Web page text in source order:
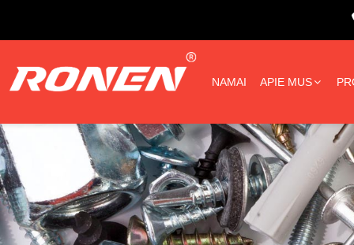
NAMAI APIE MUS